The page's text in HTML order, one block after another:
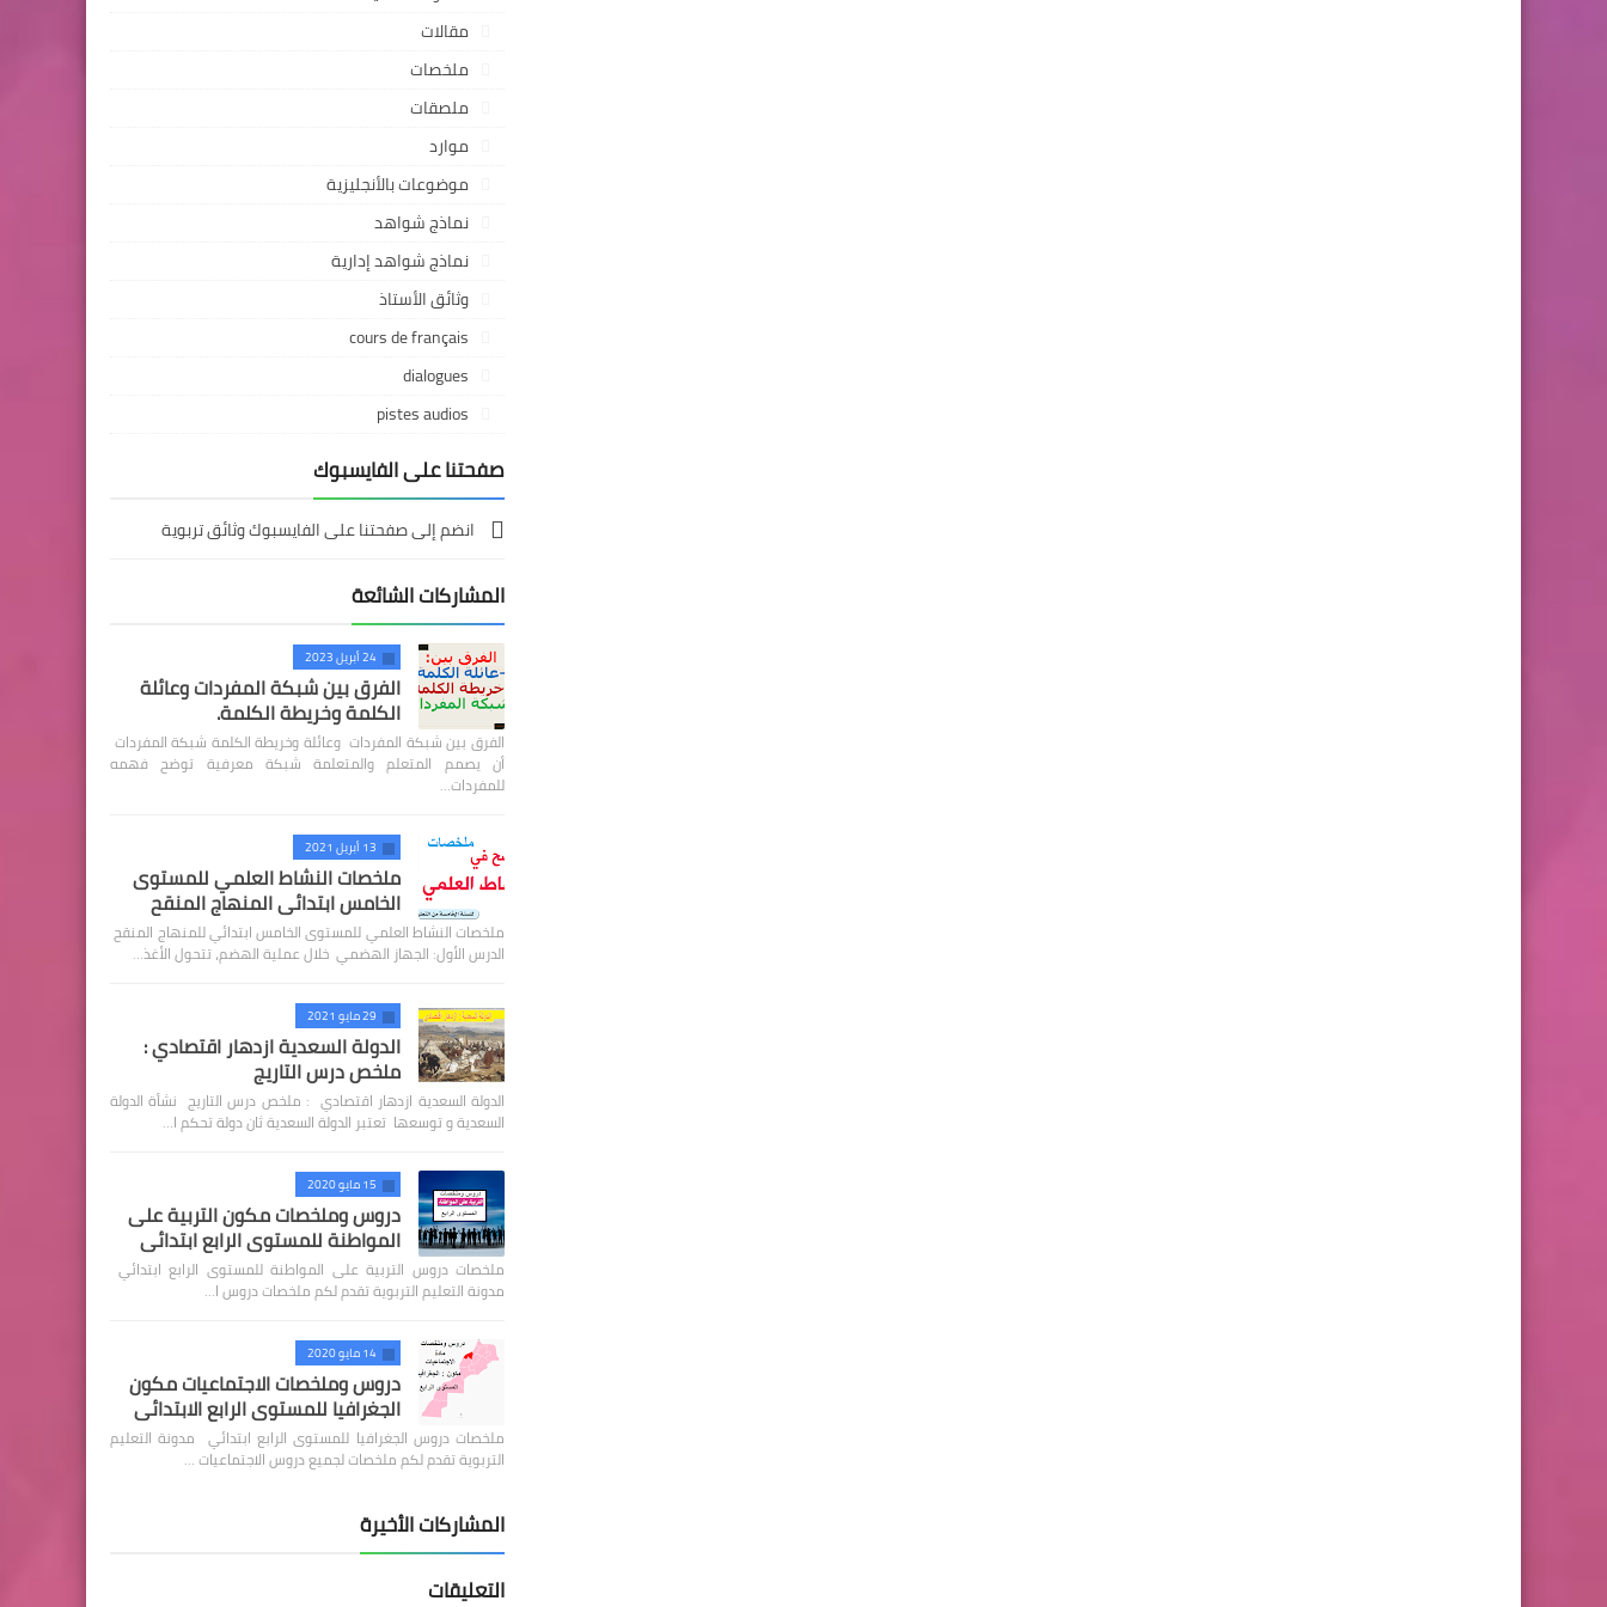
مقالات
ملخصات
ملصقات
موارد
موضوعات بالأنجليزية
نماذج شواهد
نماذج شواهد إدارية
وثائق الأستاذ
cours de français
dialogues
pistes audios
صفحتنا على الفايسبوك
انضم إلى صفحتنا على الفايسبوك وثائق تربوية
المشاركات الشائعة
24 أبريل 2023
الفرق بين شبكة المفردات وعائلة
الكلمة وخريطة الكلمة.
الفرق بين شبكة المفردات وعائلة وخريطة الكلمة شبكة المفردات
أن يصمم المتعلم والمتعلمة شبكة معرفية توضح فهمه
للمفردات…
13 أبريل 2021
ملخصات النشاط العلمي للمستوى
الخامس ابتدائي المنهاج المنقح
ملخصات النشاط العلمي للمستوى الخامس ابتدائي للمنهاج المنقح
الدرس الأول: الجهاز الهضمي خلال عملية الهضم، تتحول الأغذ…
29 مايو 2021
الدولة السعدية ازدهار اقتصادي :
ملخص درس التاريج
الدولة السعدية ازدهار اقتصادي : ملخص درس التاريج نشأة الدولة
السعدية و توسعها تعتبر الدولة السعدية ثان دولة تحكم ا…
15 مايو 2020
دروس وملخصات مكون التربية على
المواطنة للمستوى الرابع ابتدائي
ملخصات دروس التربية على المواطنة للمستوى الرابع ابتدائي
مدونة التعليم التربوية تقدم لكم ملخصات دروس ا…
14 مايو 2020
دروس وملخصات الاجتماعيات مكون
الجغرافيا للمستوى الرابع الابتدائي
ملخصات دروس الجغرافيا للمستوى الرابع ابتدائي مدونة التعليم
التربوية تقدم لكم ملخصات لجميع دروس الاجتماعيات …
المشاركات الأخيرة
التعليقات